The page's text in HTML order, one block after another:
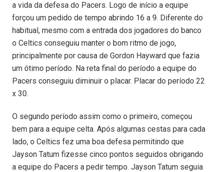
a vida da defesa do Pacers. Logo de início a equipe
forçou um pedido de tempo abrindo 16 a 9. Diferente do
habitual, mesmo com a entrada dos jogadores do banco
o Celtics conseguiu manter o bom ritmo de jogo,
principalmente por causa de Gordon Hayward que fazia
um ótimo período. Na reta final do período a equipe do
Pacers conseguiu diminuir o placar. Placar do período 22
x 30.
O segundo período assim como o primeiro, começou
bem para a equipe celta. Após algumas cestas para cada
lado, o Celtics fez uma boa defesa permitindo que
Jayson Tatum fizesse cinco pontos seguidos obrigando
a equipe do Pacers a pedir tempo. Jayson Tatum seguia